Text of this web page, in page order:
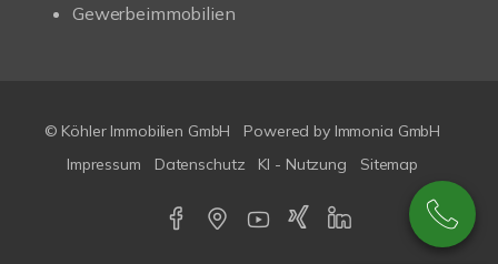
Gewerbeimmobilien
© Köhler Immobilien GmbH Powered by Immonia GmbH
Impressum
Datenschutz KI - Nutzung Sitemap